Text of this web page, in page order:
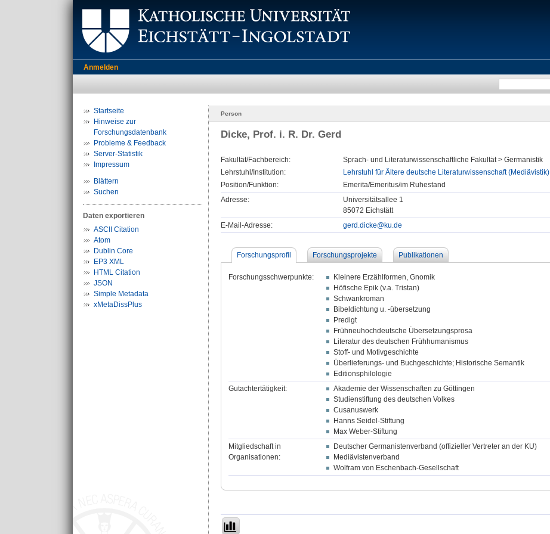
Anmelden
Startseite
Hinweise zur
Forschungsdatenbank
Probleme & Feedback
Server-Statistik
Impressum
Blättern
Suchen
Daten exportieren
ASCII Citation
Atom
Dublin Core
EP3 XML
HTML Citation
JSON
Simple Metadata
xMetaDissPlus
Person
Dicke, Prof. i. R. Dr. Gerd
Fakultät/Fachbereich:
Sprach- und Literaturwissenschaftliche Fakultät > Germanistik
Lehrstuhl/Institution:
Lehrstuhl für Ältere deutsche Literaturwissenschaft (Mediävistik)
Position/Funktion:
Emerita/Emeritus/im Ruhestand
Adresse:
Universitätsallee 1
85072 Eichstätt
E-Mail-Adresse:
gerd.dicke@ku.de
Forschungsprofil Forschungsprojekte Publikationen
Forschungsschwerpunkte:
Kleinere Erzählformen, Gnomik
Höfische Epik (v.a. Tristan)
Schwankroman
Bibeldichtung u. -übersetzung
Predigt
Frühneuhochdeutsche Übersetzungsprosa
Literatur des deutschen Frühhumanismus
Stoff- und Motivgeschichte
Überlieferungs- und Buchgeschichte; Historische Semantik
Editionsphilologie
Gutachtertätigkeit:
Akademie der Wissenschaften zu Göttingen
Studienstiftung des deutschen Volkes
Cusanuswerk
Hanns Seidel-Stiftung
Max Weber-Stiftung
Mitgliedschaft in
Organisationen:
Deutscher Germanistenverband (offizieller Vertreter an der KU)
Mediävistenverband
Wolfram von Eschenbach-Gesellschaft